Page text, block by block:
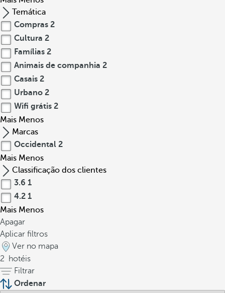
Temática
Compras 2
Cultura 2
Famílias 2
Animais de companhia 2
Casais 2
Urbano 2
Wifi grátis 2
Mais Menos
Marcas
Occidental 2
Mais Menos
Classificação dos clientes
3.6 1
4.2 1
Mais Menos
Apagar
Aplicar filtros
Ver no mapa
2
hotéis
Filtrar
Ordenar